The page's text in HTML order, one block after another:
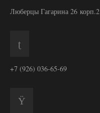
Люберцы Гагарина 26 корп.2
+7 (926) 036-65-69